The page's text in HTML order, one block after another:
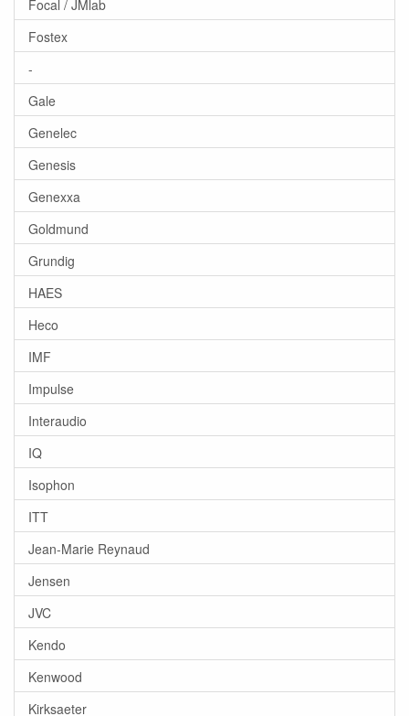
Focal / JMlab
Fostex
-
Gale
Genelec
Genesis
Genexxa
Goldmund
Grundig
HAES
Heco
IMF
Impulse
Interaudio
IQ
Isophon
ITT
Jean-Marie Reynaud
Jensen
JVC
Kendo
Kenwood
Kirksaeter